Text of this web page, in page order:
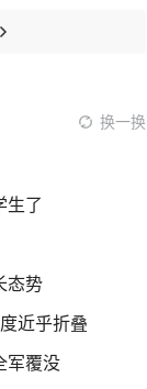
换一换
生了
态势
近乎折叠
军覆没